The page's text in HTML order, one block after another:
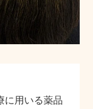
に用いる薬品